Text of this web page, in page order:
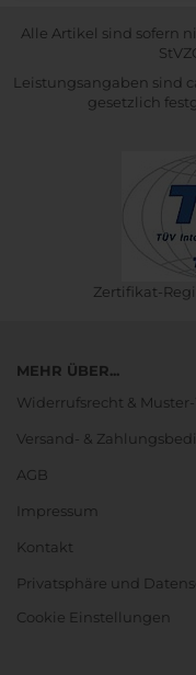
Alle Artikel sind sofern
Leistungsangaben sind
gesetzlich
Zertifikat-
MEHR ÜBER...
Widerrufsrecht &
Versand- &
AGB
Impressum
Kontakt
Privatsphäre und
Cookie Einstellungen